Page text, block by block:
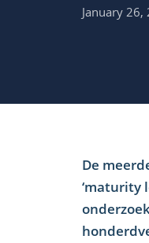
January 26,
De
‘maturity